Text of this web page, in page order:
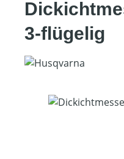
3-flügelig
Bildergalerie